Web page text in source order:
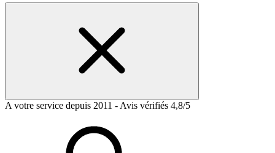
A votre service depuis 2011 - Avis vérifiés 4,8/5